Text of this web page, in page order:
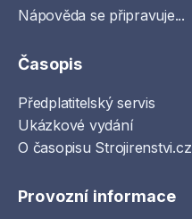
Nápověda se připravuje...
Časopis
Předplatitelský servis
Ukázkové vydání
O časopisu Strojirenstvi.cz
Provozní informace